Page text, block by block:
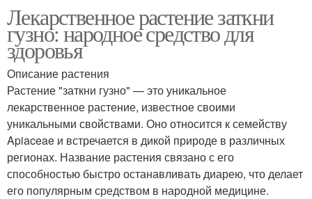
Лекарственное растение заткни
гузно: народное средство для
здоровья
Описание растения
Растение "заткни гузно" — это уникальное
лекарственное растение, известное своими
уникальными свойствами. Оно относится к семейству
Apiaceae и встречается в дикой природе в различных
регионах. Название растения связано с его
способностью быстро останавливать диарею, что делает
его популярным средством в народной медицине.